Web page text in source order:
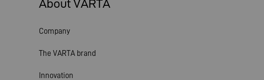
About VARTA
Company
The VARTA brand
Innovation